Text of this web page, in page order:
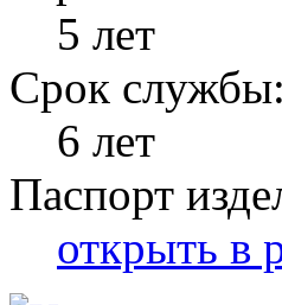
5 лет
Срок службы:
6 лет
Паспорт
открыть в